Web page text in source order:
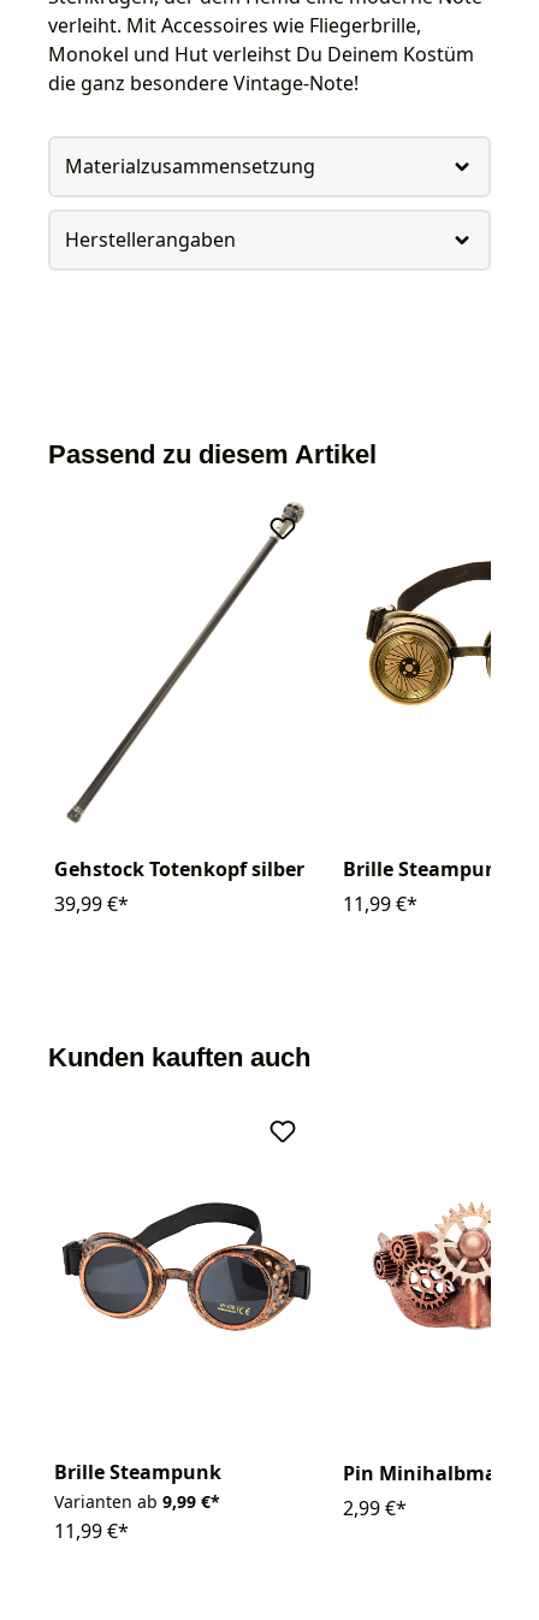
verleiht. Mit Accessoires wie Fliegerbrille,
Monokel und Hut verleihst Du Deinem Kostüm
die ganz besondere Vintage-Note!
Materialzusammensetzung
Herstellerangaben
Passend zu diesem Artikel
Gehstock Totenkopf silber
39,99 €*
Brille Steampunk
11,99 €*
Kunden kauften auch
Brille Steampunk
Varianten ab 9,99 €*
11,99 €*
Pin Minihalbmaske
2,99 €*